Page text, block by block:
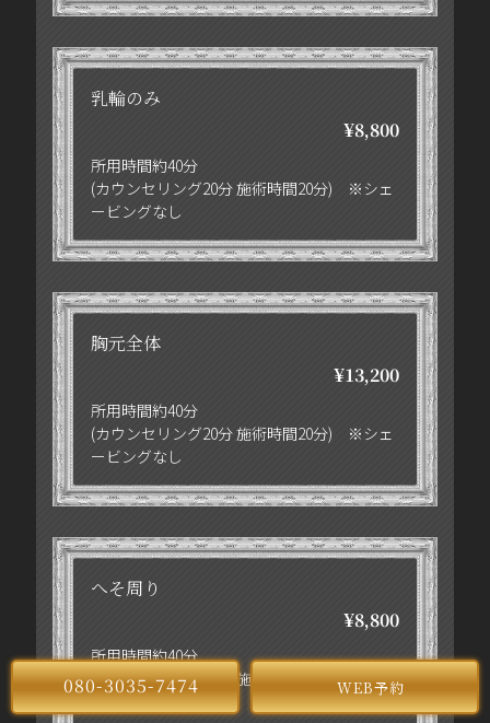
乳輪のみ
¥8,800
所用時間約40分
(カウンセリング20分 施術時間20分) ※シェ
ービングなし
胸元全体
¥13,200
所用時間約40分
(カウンセリング20分 施術時間20分) ※シェ
ービングなし
へそ周り
¥8,800
所用時間約40分
(カウンセリング20分 施術時間20分) ※シェ
ービングなし
080-3035-7474 WEB予約